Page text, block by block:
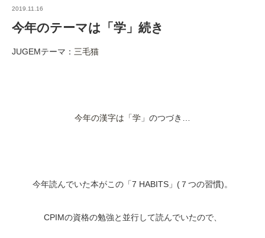
2019.11.16
今年のテーマは「学」続き
JUGEMテーマ： 三毛猫
今年の漢字は「学 」のつづき…
今年読んでいた本がこの「7 HABITS」(７つの習慣)。
CPIMの資格の勉強と並行して読んでいたので、